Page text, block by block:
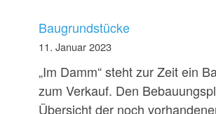
Baugrundstücke
11. Januar 2023
„Im Damm“ steht zur Zeit ein
zum Verkauf. Den
Übersicht der noch